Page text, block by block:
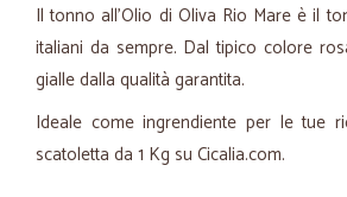
Il tonno all'Olio di Oliva Rio Mare è il
italiani da sempre. Dal tipico colore
gialle dalla qualità garantita.
Ideale come ingrendiente per le tue
scatoletta da 1 Kg su Cicalia.com.